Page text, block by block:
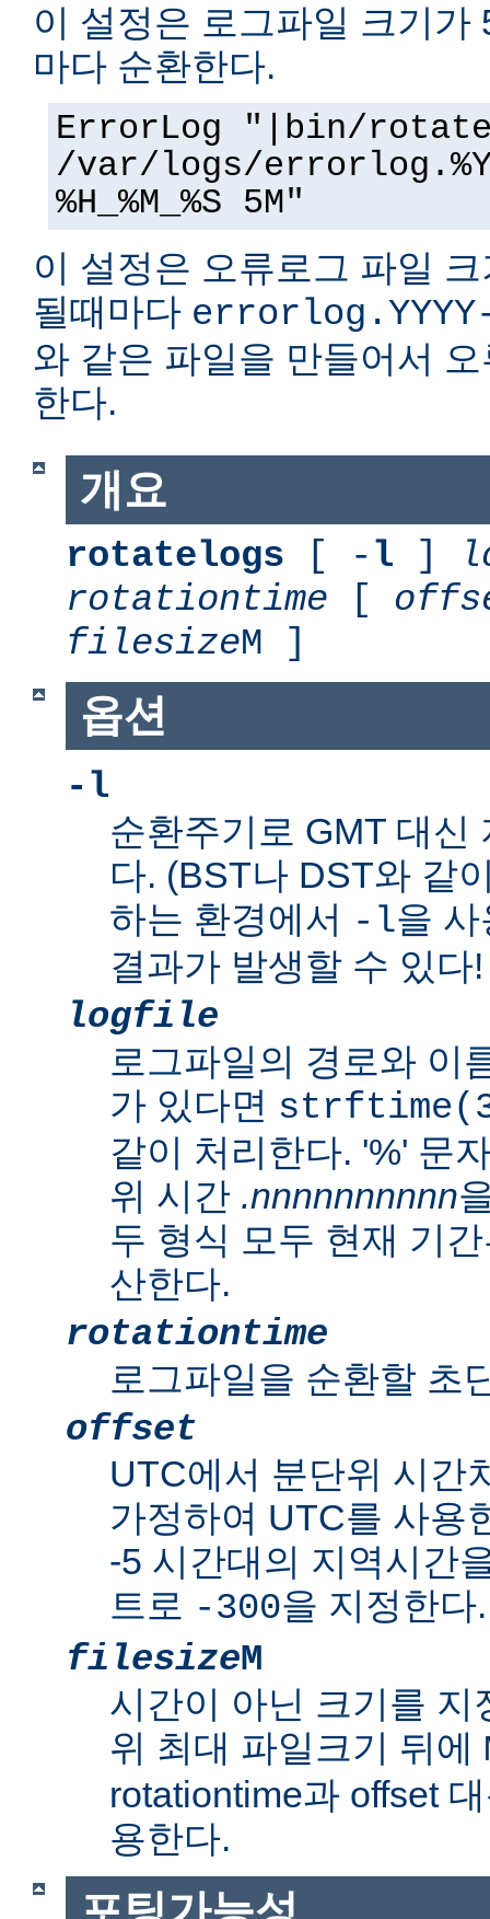
이 설정은 로그파일 크기가
마다 순환한다.
ErrorLog "|bin/
/var/logs/errorlog.%Y-
%H_%M_%S 5M"
이 설정은 오류로그 파일
될때마다 errorlog.YYYY-
와 같은 파일을 만들어서
한다.
개요
rotatelogs [ - l ]
rotationtime [
filesizeM ]
옵션
-l
순환주기로 GMT 대신
다. (BST나 DST와 같
하는 환경에서 -l을
결과가 발생할 수 있다!
logfile
로그파일의 경로와 이
가 있다면
같이 처리한다. '%' 문
위 시간 .nnnnnnnnnn
두 형식 모두 현재 기
산한다.
rotationtime
로그파일을 순환할 초
offset
UTC에서 분단위 시간
가정하여 UTC를 사용
-5 시간대의 지역시간
트로 -300을 지정한다.
filesizeM
시간이 아닌 크기를
위 최대 파일크기 뒤에
rotationtime과 offset
용한다.